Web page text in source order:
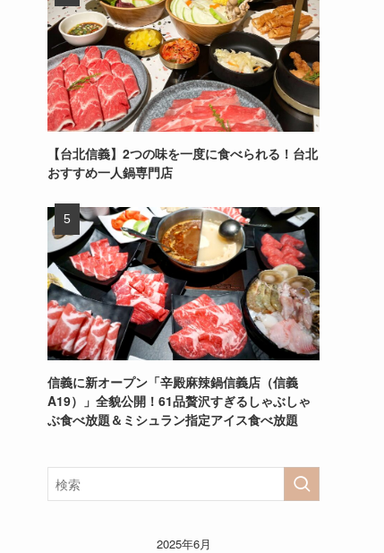
【台北信義】2つの味を一度に食べられる！台北
おすすめ一人鍋専門店
信義に新オープン「辛殿麻辣鍋信義店（信義
A19）」全貌公開！61品贅沢すぎるしゃぶしゃ
ぶ食べ放題＆ミシュラン指定アイス食べ放題
2025年6月